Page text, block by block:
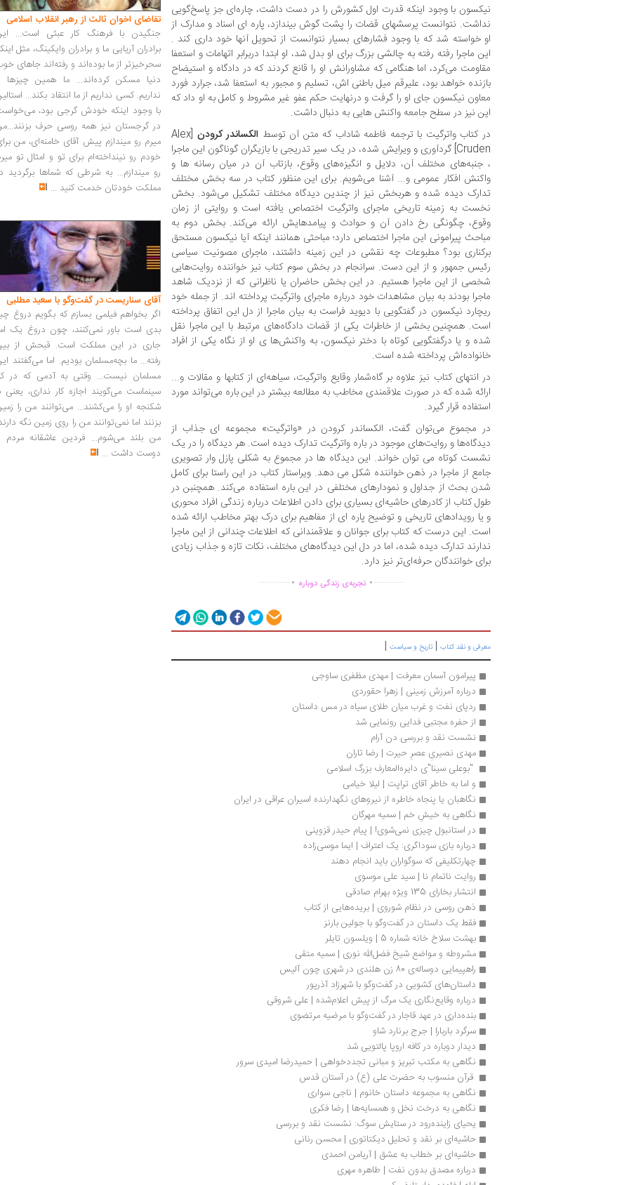
نیکسون با وجود اینکه قدرت اول کشورش را در دست داشت، چاره‌ای جز پاسخ‌گویی
نداشت. نتوانست پرسشهای قضات را پشت گوش بیندازد، پاره ای اسناد و مدارک از
او خواسته شد که با وجود فشارهای بسیار نتوانست از تحویل آنها خود داری کند .
این ماجرا رفته رفته به چالشی بزرگ برای او بدل شد، او ابتدا دربرابر اتهامات و استعفا
مقاومت می‌کرد، اما هنگامی که مشاورانش او را قانع کردند که در دادگاه و استیضاح
بازنده خواهد بود، علیرقم میل باطنی اش، تسلیم و مجبور به استعفا شد، جرارد فورد
معاون نیکسون جای او را گرفت و درنهایت حکم عفو غیر مشروط و کامل به او داد که
این نیز در سطح جامعه واکنش هایی به دنبال داشت.
در کتاب واترگیت با ترجمه فاطمه شاداب که متن آن توسط الکساندر کرودن [Alex
Cruden] گردآوری و ویرایش شده، در یک سیر تدریجی با بازیگران گوناگون این ماجرا
، جنبه‌های مختلف آن، دلایل و انگیزه‌های وقوع، بازتاب آن در میان رسانه ها و
واکنش افکار عمومی و... آشنا می‌شویم. برای این منظور کتاب در سه بخش مختلف
تدارک دیده شده و هربخش نیز از چندین دیدگاه مختلف تشکیل می‌شود. بخش
نخست به زمینه تاریخی ماجرای واترگیت اختصاص یافته است و روایتی از زمان
وقوع، چگونگی رخ دادن آن و حوادث و پیامدهایش ارائه می‌کند. بخش دوم به
مباحث پیرامونی این ماجرا اختصاص دارد؛ مباحثی همانند اینکه آیا نیکسون مستحق
برکناری بود؟ مطبوعات چه نقشی در این زمینه داشتند، ماجرای مصونیت سیاسی
رئیس جمهور و از این دست. سرانجام در بخش سوم کتاب نیز خواننده روایت‌هایی
شخصی از این ماجرا هستیم. در این بخش حاضران یا ناظرانی که از نزدیک شاهد
ماجرا بودند به بیان مشاهدات خود درباره ماجرای واترگیت پرداخته اند. از جمله خود
ریچارد نیکسون در گفتگویی با دیوید فراست به بیان ماجرا از دل این اتفاق پرداخته
است. همچنین بخشی از خاطرات یکی از قضات دادگاه‌های مرتبط با این ماجرا نقل
شده و یا درگفتگویی کوتاه با دختر نیکسون، به واکنش‌ها ی او از نگاه یکی از افراد
خانواده‌اش پرداخته شده است.
در انتهای کتاب نیز علاوه بر گاه‌شمار وقایع واترگیت، سیاهه‌ای از کتابها و مقالات و...
ارائه شده که در صورت علاقمندی مخاطب به مطالعه بیشتر در این باره می‌تواند مورد
استفاده قرار گیرد.
در مجموع می‌توان گفت، الکساندر کرودن در «واترگیت» مجموعه ای جذاب از
دیدگاه‌ها و روایت‌های موجود در باره واترگیت تدارک دیده است. هر دیدگاه را در یک
نشست کوتاه می ‌توان خواند. این دیدگاه ها در مجموع به شکلی پازل وار تصویری
جامع از ماجرا در ذهن خواننده شکل می دهد. ویراستار کتاب در این راستا برای کامل
شدن بحث از جداول و نمودارهای مختلفی در این باره استفاده می‌کند. همچنبن در
طول کتاب از کادرهای حاشیه‌ای بسیاری برای دادن اطلاعات درباره زندگی افراد محوری
و یا رویدادهای تاریخی و توضیح پاره ای از مفاهیم برای درک بهتر مخاطب ارائه شده
است. این درست که کتاب برای جوانان و علاقمندانی که اطلاعات چندانی از این ماجرا
ندارند تدارک دیده شده، اما در دل این دیدگاه‌های مختلف، نکات تازه و جذاب زیادی
برای خوانندگان حرفه‌ای‌تر نیز دارد.
............... . تجربه‌ی زندگی دوباره...............
معرفی و نقد کتاب | تاریخ و سیاست |
پیرامون آسمان معرفت | مهدی مظفری ساوجی
درباره آمرزش زمینی | زهرا حقوردی
ردپای نفت و غرب میان طلای سیاه در مس داستان
از حفره مجتبی فدایی رونمایی شد
نشست نقد و بررسی دن آرام
مهدی نصیریِ عصرِ حیرت | رضا تاران
"بوعلی سینا"ی دایره‌المعارف بزرگ اسلامی
و اما به خاطر آقای تراپت | لیلا خیامی
نگاهبان یا پنجاه خاطره از نیروهای نگهدارنده اسیران عراقی در ایران
نگاهی به خیشِ خم | سمیه مهرگان
در استانبول چیزی نمی‌شوی! | پیام حیدر قزوینی
درباره بازی سوداگری: یک اعتراف | ایما موسی‌زاده
چهارتکلیفی که سوگواران باید انجام دهند
روایت ناتمام نا | سید علی موسوی
انتشار بخارای 135 ویژه بهرام صادقی
ذهن روسی در نظام شوروی | بریده‌هایی از کتاب
فقط یک داستان در گفت‌وگو با جولین بارنز
بهشت سلاخ خانه شماره 5 | ويلسون تايلر
مشروطه و مواضع شیخ فضل‌الله نوری | سمیه متقی
راهپیمایی دوساله‌ی 80 زن هلندی در شهری چون آلیس
داستان‌های کشویی در گفت‌وگو با‌ شهرزاد آذرپور‌
درباره وقایع‌نگاری یک مرگ از پیش اعلام‌شده | علی شروقی
بنده‌داری در عهد قاجار در گفت‌وگو با مرضیه مرتضوی
سرگرد باربارا | جرج برنارد شاو
دیدار دوباره در کافه اروپا پالتویی شد
نگاهی به مکتب تبریز و مبانی تجددخواهی | حمیدرضا امیدی سرور
قرآن منسوب به‌ حضرت علی (ع) در آستان قدس
نگاهی به مجموعه داستان خانوم | ناجی سواری
نگاهی به درخت نخل و همسایه‌ها | رضا فکری
یحیای زاینده‌رود در ستایش سوگ: نشست نقد و بررسی
حاشیه‌ای بر نقد و تحلیل دیکتاتوری | محسن رنانی
حاشیه‌ای بر خطاب به عشق | آریامن احمدی
درباره مصدق بدون نفت | طاهره مهری
تقاضای اخوان ثالث از رهبر انقلاب اسلامی
جنگیدن با فرهنگ کار عبثی است...
برادران آریایی ما و برادران وایکینگ، مثل
سحرخیزتر از ما بوده‌اند و رفته‌اند جاهای
دنیا مسکن کرده‌اند... ما همین چیزها
نداریم. کسی نداریم از ما انتقاد بکند...
با وجود اینکه خودش گرجی بود،
در گرجستان نیز همه روسی حرف
میرم رو میندازم پیش آقای خامنه‌ای، من
خودم رو نینداخته‌ام برای تو و امثال تو
رو میندازم... به شرطی که شماها برگردید
مملکت خودتان خدمت کنید ...
آقای سناریست در گفت‌وگو با سعید مطلبی
اگر بخواهم فیلمی بسازم که بگویم دروغ
بدی است باور نمی‌کنند، چون دروغ یک
جاری در این مملکت است. قبحش از
رفته... ما بچه‌مسلمان بودیم. اما می‌گفتند
مسلمان نیست... وقتی به آدمی که در
سینماست می‌گویند اجازه کار نداری، یعنی
شکنجه او را می‌کشند... می‌توانند من را
بزنند اما نمی‌توانند من را روی زمین نگه
من بلند می‌شوم... فردین عاشقانه مردم
دوست داشت ...